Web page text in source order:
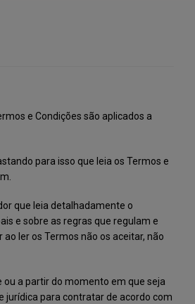
e Condições são aplicados a
para isso que leia os Termos e
que leia detalhadamente o
e sobre as regras que regulam e
ler os Termos não os aceitar, não
ou a partir do momento em que seja
jurídica para contratar de acordo com